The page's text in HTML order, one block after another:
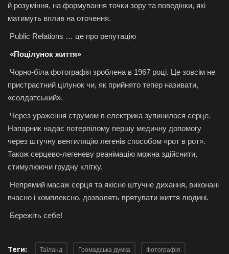
й розуміння, на формування точки зору та поведінки, які
матимуть вплив на оточення.
Public Relations … це про репутацію
«Поцілунок життя»
Чорно-біла фотографія зроблена в 1967 році. Це зовсім не
пристрастний цілунок чи, як прийнято тепер називати,
«солдатський».
Через ураження струмом в електрика зупинилося серце.
Напарник надає потерпілому першу медичну допомогу
через штучну вентиляцію легенів способом «рот в рот».
Також серцево-легеневу реанімацію можна здійснити,
стимулюючи грудну клітку.
Непрямий масаж серця та якісне штучне дихання, виконані
вчасно і комплексно, дозволять врятувати життя людині.
Бережіть себе!
Теги: Таїланд Громадська думка Фотографія